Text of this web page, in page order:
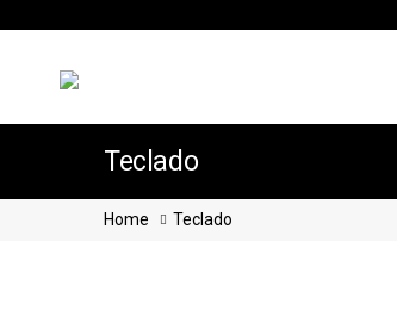
Teclado
Home Teclado